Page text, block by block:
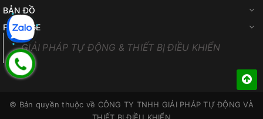
BẢN ĐỒ
FANPAGE
GIẢI PHÁP TỰ ĐỘNG & THIẾT BỊ ĐIỀU KHIỂN
© Bản quyền thuộc về CÔNG TY TNHH GIẢI PHÁP TỰ ĐỘNG VÀ